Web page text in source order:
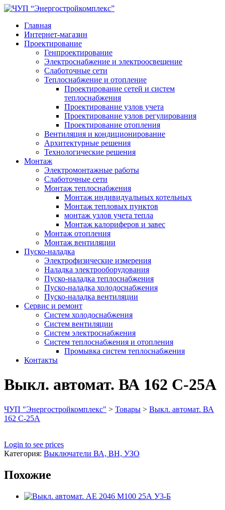
Главная
Интернет-магазин
Проектирование
Генпроектирование
Электроснабжение и электроосвещение
Слаботочные сети
Теплоснабжение и отопление
Проектирование сетей и систем
теплоснабжения
Проектирование узлов учета
Проектирование узлов регулирования
Проектирование отопления
Вентиляция и кондиционирование
Архитектурные решения
Технологические решения
Монтаж
Электромонтажные работы
Слаботочные сети
Монтаж теплоснабжения
Монтаж индивидуальных котельных
Монтаж тепловых пунктов
монтаж узлов учета тепла
Монтаж калориферов и завес
Монтаж отопления
Монтаж вентиляции
Пуско-наладка
Электрофизические измерения
Наладка электрооборудования
Пуско-наладка теплоснабжения
Пуско-наладка холодоснабжения
Пуско-наладка вентиляции
Сервис и ремонт
Систем холодоснабжения
Систем вентиляции
Систем электроснабжения
Систем теплоснабжения и отопления
Промывка систем теплоснабжения
Контакты
Выкл. автомат. ВА 162 С-25А
ЧУП "Энергостройкомплекс" > Товары > Выкл. автомат. ВА
162 С-25А
Login to see prices
Категория: Выключатели ВА, ВН, УЗО
Похожие